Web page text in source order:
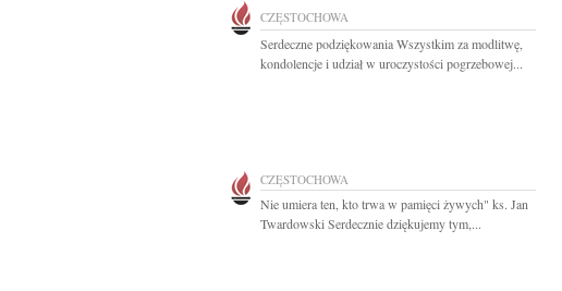
CZĘSTOCHOWA
Serdeczne podziękowania Wszystkim za modlitwę,
kondolencje i udział w uroczystości pogrzebowej...
CZĘSTOCHOWA
Nie umiera ten, kto trwa w pamięci żywych" ks. Jan
Twardowski Serdecznie dziękujemy tym,...